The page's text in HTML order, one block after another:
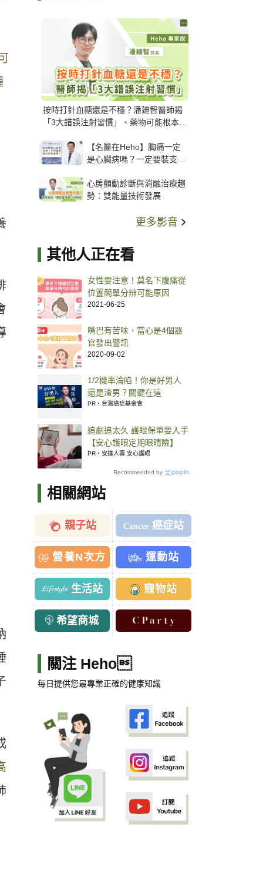
按時打針血糖還是不穩？潘廸智醫師揭
「3大錯誤注射習慣」、藥物可能根本沒
【名醫在Heho】胸痛一定
是心臟病嗎？一定要裝支
解析支架種類、風險與選擇
關鍵
心房顫動診斷與消融治療趨
勢：雙能量技術發展
更多影音
其他人正在看
女性要注意！莫名下腹痛從
位置簡單分辨可能原因
2021-06-25
嘴巴有苦味，當心是4個器
官發出警訊
2020-09-02
1/2機率淪陷！你是好男人
還是渣男？關鍵在這
PR・台灣癌症基金會
追劇追太久 護眼保單要入手
【安心護眼定期眼睛險】
PR・安達人壽 安心護眼
Recommended by
相關網站
親子站 癌症站
營養N次方 運動站
生活站 寵物站
希望商城
關注 Heho
每日提供您最專業正確的健康知識